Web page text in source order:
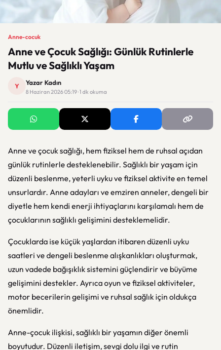
Anne-cocuk
Anne ve Çocuk Sağlığı: Günlük Rutinlerle
Mutlu ve Sağlıklı Yaşam
Y Yazar Kadın
8 Haziran 2026 05:19 · 1 dk okuma
Anne ve çocuk sağlığı, hem fiziksel hem de ruhsal açıdan
günlük rutinlerle desteklenebilir. Sağlıklı bir yaşam için
düzenli beslenme, yeterli uyku ve fiziksel aktivite en temel
unsurlardır. Anne adayları ve emziren anneler, dengeli bir
diyetle hem kendi enerji ihtiyaçlarını karşılamalı hem de
çocuklarının sağlıklı gelişimini desteklemelidir.
Çocuklarda ise küçük yaşlardan itibaren düzenli uyku
saatleri ve dengeli beslenme alışkanlıkları oluşturmak,
uzun vadede bağışıklık sistemini güçlendirir ve büyüme
gelişimini destekler. Ayrıca oyun ve fiziksel aktiviteler,
motor becerilerin gelişimi ve ruhsal sağlık için oldukça
önemlidir.
Anne-çocuk ilişkisi, sağlıklı bir yaşamın diğer önemli
boyutudur. Düzenli iletişim, sevgi dolu ilgi ve rutin